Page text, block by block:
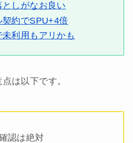
しがなお良い
約でSPU+4倍
利用もアリかも
は以下です。
認は絶対